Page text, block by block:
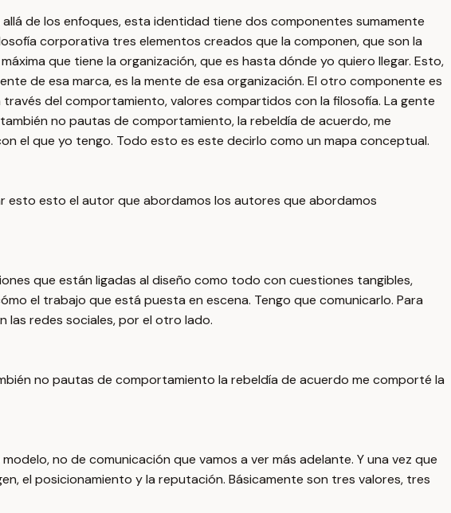
de los enfoques, esta identidad tiene dos componentes sumamente
corporativa tres elementos creados que la componen, que son la
que tiene la organización, que es hasta dónde yo quiero llegar. Esto,
de esa marca, es la mente de esa organización. El otro componente es
del comportamiento, valores compartidos con la filosofía. La gente
no pautas de comportamiento, la rebeldía de acuerdo, me
el que yo tengo. Todo esto es este decirlo como un mapa conceptual.
esto esto el autor que abordamos los autores que abordamos
que están ligadas al diseño como todo con cuestiones tangibles,
el trabajo que está puesta en escena. Tengo que comunicarlo. Para
las redes sociales, por el otro lado.
no pautas de comportamiento la rebeldía de acuerdo me comporté la
no de comunicación que vamos a ver más adelante. Y una vez que
el posicionamiento y la reputación. Básicamente son tres valores, tres